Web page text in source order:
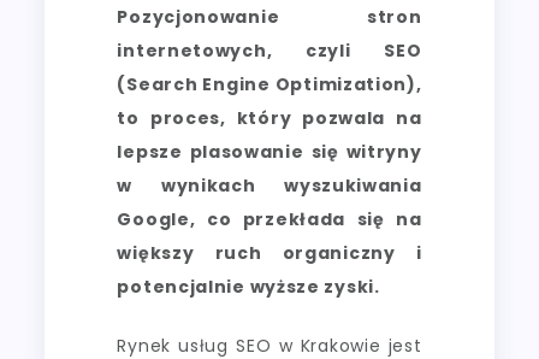
Pozycjonowanie stron
internetowych, czyli SEO
(Search Engine Optimization),
to proces, który pozwala na
lepsze plasowanie się witryny
w wynikach wyszukiwania
Google, co przekłada się na
większy ruch organiczny i
potencjalnie wyższe zyski.
Rynek usług SEO w Krakowie jest